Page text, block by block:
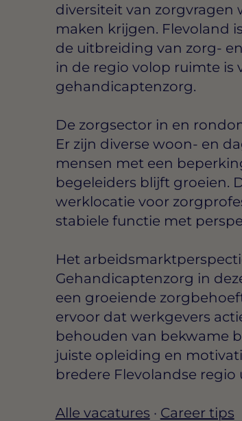
diversiteit van zorgvragen
maken krijgen. Flevoland
de uitbreiding van zorg-
in de regio volop ruimte is
gehandicaptenzorg.
De zorgsector in en
Er zijn diverse woon- en
mensen met een
begeleiders blijft groeien.
werklocatie voor
stabiele functie met
Het
Gehandicaptenzorg in
een groeiende
ervoor dat werkgevers
behouden van bekwame
juiste opleiding en
bredere Flevolandse regio
Alle vacatures · Career tips